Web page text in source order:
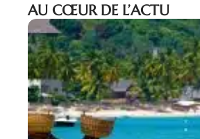
AU CŒUR DE L’ACTU